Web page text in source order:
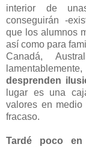
interior de
conseguirán -
que los alumnos
así como para
Canadá,
desprenden
lugar es una
valores en
fracaso.
Tardé poco